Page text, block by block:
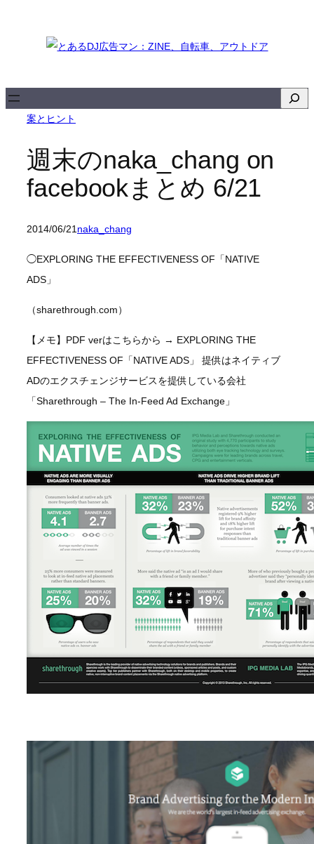
キ
案とヒント
週末のnaka_chang on
facebookまとめ 6/21
2014/06/21naka_chang
◯EXPLORING THE EFFECTIVENESS OF「NATIVE
ADS」
（sharethrough.com）
【メモ】PDF verはこちらから → EXPLORING THE
EFFECTIVENESS OF「NATIVE ADS」 提供はネイティブ
ADのエクスチェンジサービスを提供している会社
「Sharethrough – The In-Feed Ad Exchange」